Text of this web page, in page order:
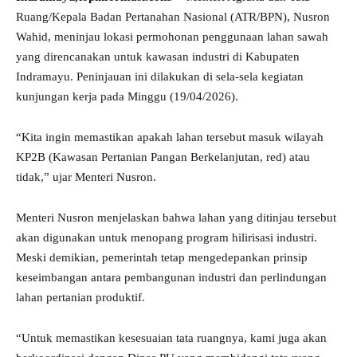
Ruang/Kepala Badan Pertanahan Nasional (ATR/BPN), Nusron
Wahid, meninjau lokasi permohonan penggunaan lahan sawah
yang direncanakan untuk kawasan industri di Kabupaten
Indramayu. Peninjauan ini dilakukan di sela-sela kegiatan
kunjungan kerja pada Minggu (19/04/2026).
“Kita ingin memastikan apakah lahan tersebut masuk wilayah
KP2B (Kawasan Pertanian Pangan Berkelanjutan, red) atau
tidak,” ujar Menteri Nusron.
Menteri Nusron menjelaskan bahwa lahan yang ditinjau tersebut
akan digunakan untuk menopang program hilirisasi industri.
Meski demikian, pemerintah tetap mengedepankan prinsip
keseimbangan antara pembangunan industri dan perlindungan
lahan pertanian produktif.
“Untuk memastikan kesesuaian tata ruangnya, kami juga akan